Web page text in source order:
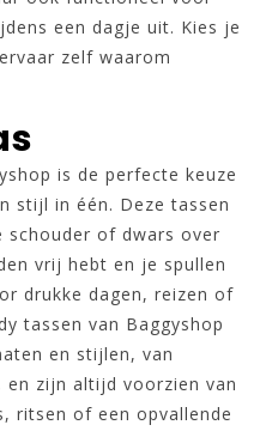
een dagje uit. Kies je
zelf waarom
is de perfecte keuze
stijl in één. Deze tassen
of dwars over
vrij hebt en je spullen
drukke dagen, reizen of
tassen van Baggyshop
en stijlen, van
zijn altijd voorzien van
ritsen of een opvallende